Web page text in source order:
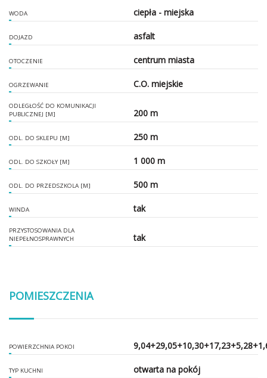
WODA ciepła - miejska
DOJAZD asfalt
OTOCZENIE centrum miasta
OGRZEWANIE C.O. miejskie
ODLEGŁOŚĆ DO KOMUNIKACJI
PUBLICZNEJ [M]
200 m
ODL. DO SKLEPU [M] 250 m
ODL. DO SZKOŁY [M] 1 000 m
ODL. DO PRZEDSZKOLA [M] 500 m
WINDA tak
PRZYSTOSOWANIA DLA
NIEPEŁNOSPRAWNYCH
tak
POMIESZCZENIA
POWIERZCHNIA POKOI
TYP KUCHNI otwarta na pokój